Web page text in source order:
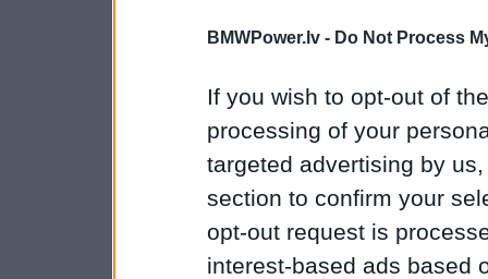
BMWPower.lv - Do Not Process
If you wish to opt-out of
processing of your
targeted advertising by
section to confirm your
opt-out request is
interest-based ads based